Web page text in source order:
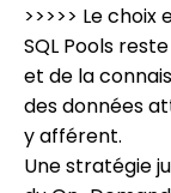
>>>>> Le
SQL Pools
et de la
des données
y afférent.
Une stratégie